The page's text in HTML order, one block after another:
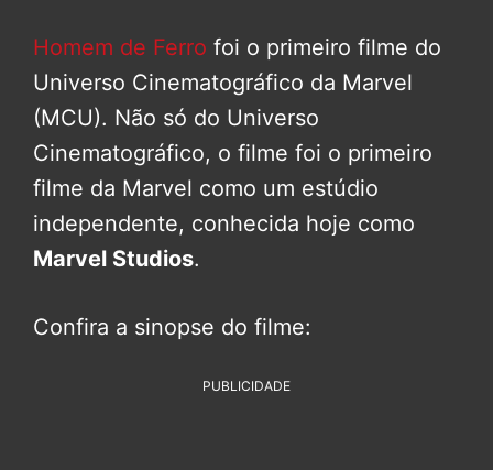
Homem de Ferro foi o primeiro filme do
Universo Cinematográfico da Marvel
(MCU). Não só do Universo
Cinematográfico, o filme foi o primeiro
filme da Marvel como um estúdio
independente, conhecida hoje como
Marvel Studios.
Confira a sinopse do filme:
PUBLICIDADE